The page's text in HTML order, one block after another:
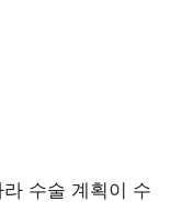
수술 계획이 수